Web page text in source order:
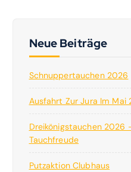
n
h
Neue Beiträge
Schnuppertauchen 2026
Ausfahrt Zur Jura Im Mai
Dreikönigstauchen 2026
Tauchfreude
Putzaktion Clubhaus